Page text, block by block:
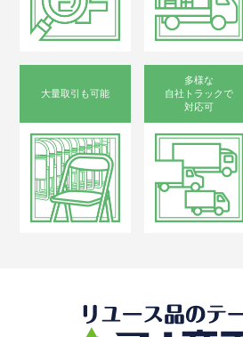
大量取引も可能
多様な
自社トラックで
対応可